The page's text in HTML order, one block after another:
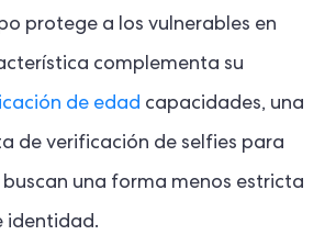
protege a los vulnerables en
complementa su
de edad capacidades, una
de verificación de selfies para
una forma menos estricta
identidad.